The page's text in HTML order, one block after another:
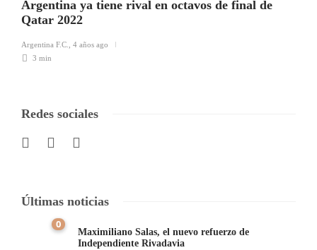
Argentina ya tiene rival en octavos de final de
Qatar 2022
Argentina F.C.
4 años ago
3 min
Redes sociales
Últimas noticias
0
Maximiliano Salas, el nuevo refuerzo de
Independiente Rivadavia